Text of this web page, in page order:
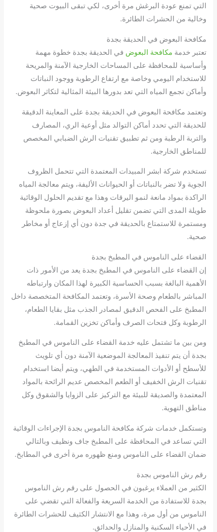
التي تمنع عودة البرغش مرة أخرى، لكي تبقى البيوت صحية
وخالية من الحشرات الطائرة.
مكافحة البعوض في الحديقة بجدة
تعتبر خدمة مكافحة البعوض في الحديقة بجدة خطوة مهمة
وأساسية للمحافظة على المساحات الخارجية الآمنة والمريحة
للاستخدام اليومي وخاصة مع ارتفاع الرطوبة ووجود النباتات
وأماكن تجمع المياه التي تعد بدورها البيئة المثالية لتكاثر البعوض.
وتعتمد مكافحة البعوض في الحديقة بجدة على المعاينة الدقيقة
للحديقة التي تحدد أماكن التوالد مثل أوعية الري، المصارف
والتربة الرطبة ومن ثم تطبيق تقنيات الرش الضبابي المخصص
للمناطق الخارجية.
تستخدم شركة ابشر المبيدات المعتمدة التي تتحمل الظروف
الجوية ولا تضر بالنباتات أو الحيوانات الأليفة، ويتم معالجة المياه
الراكدة بمواد مانعة لنمو اليرقات وهذا مع تقديم الحلول الوقائية
طويلة المدى التي تضمن تقليل أعداد البعوض بصورة ملحوظة
ومستمرة للاستمتاع بالحديقة في جدة دون أي إزعاج أو مخاطر
صحية.
القضاء على الناموس في المطبخ بجدة
إن القضاء على الناموس في المطبخ بجدة يعد من الأمور ذات
الأهمية البالغة بسبب الحساسية الكبيرة لهذا المكان وارتباطه
المباشر بالطعام وصحة الأسرة، وتعتمد المكافحة المتخصصة داخل
المطبخ على الفحص الدقيق لمصادر الجذب مثل بقايا الطعام،
الرطوبة وكل فتحات الصرف وأماكن تخزين القمامة.
ومن بين ما تشتمل عليه خدمة القضاء على الناموس في المطبخ
بجدة أن يتم تنفيذ المعالجة الموضعية الآمنة دون أي تلويث
للأسطح أو الأدوات المستخدمة في الطهي، ويتم أيضا استخدام
تقنيات الرش الخفيف أو الطعم المخصص عديم الرائحة بالمواد
المعتمدة والصديقة للبيئة مع التركيز على الزوايا والشقوق وكل
مناطق التهوية.
وتستكمل خدمات شركة مكافحة الناموس بجدة الإجراءات الوقائية
التي تساعد في المحافظة على المطبخ جاف ونظيف وبالتالي
ضمان القضاء على الناموس ومنع ظهوره مرة أخرى في المطابخ.
رقم رش الناموس بجدة
الكثير من العملاء يرغبون في الحصول على رقم رش الناموس
بجدة للاستفادة من الخدمة السريعة والفعالة التي تقضي على
الناموس من أول مرة، وهذا مع الانتشار الكثيف للحشرات الطائرة
في الأحياء السكنية والمنازل والحدائق.